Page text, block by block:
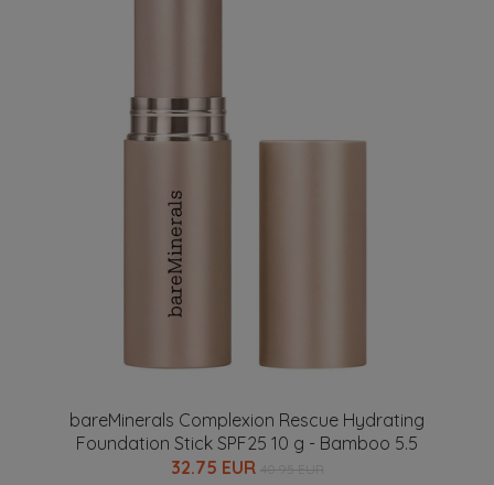
bareMinerals Complexion Rescue Hydrating
Foundation Stick SPF25 10 g - Bamboo 5.5
32.75 EUR